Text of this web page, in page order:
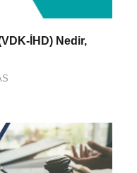
İHD) Nedir,